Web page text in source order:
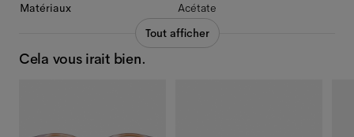
Matériaux
Acétate
Tout afficher
Cela vous irait bien.